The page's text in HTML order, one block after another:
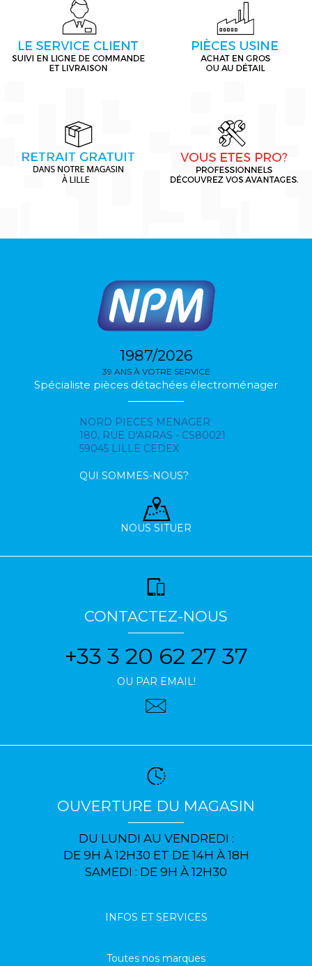
1987/2026
39 ANS À VOTRE SERVICE
Spécialiste pièces détachées électroménager
NORD PIECES MENAGER
180, RUE D'ARRAS - CS80021
59045 LILLE CEDEX
QUI SOMMES-NOUS?
NOUS SITUER
CONTACTEZ-NOUS
+33 3 20 62 27 37
OU PAR EMAIL!
OUVERTURE DU MAGASIN
DU LUNDI AU VENDREDI :
DE 9H À 12H30 ET DE 14H À 18H
SAMEDI : DE 9H À 12H30
INFOS ET SERVICES
Toutes nos marques